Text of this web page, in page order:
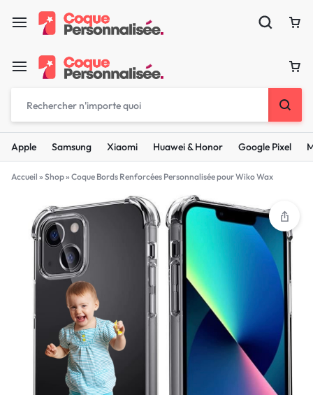
Apple Samsung Xiaomi Huawei & Honor Google Pixel
Accueil » Shop» Coque Bords Renforcées Personnalisée pour Wiko Wax